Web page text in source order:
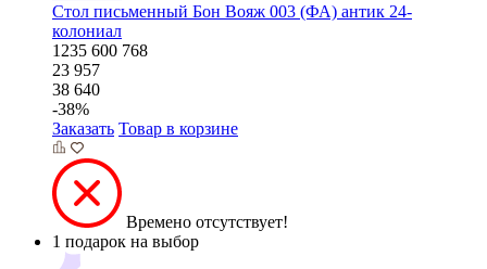
Стол письменный Бон Вояж 003 (ФА) антик 24-
колониал
1235 600 768
23 957
38 640
-38%
Заказать Товар в корзине
Времено отсутствует!
1 подарок на выбор